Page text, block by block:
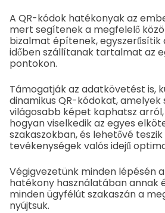
A QR-kódok hatékonyak az
mert segítenek a megfelelő
bizalmat építenek, egyszerűsítik
időben szállítanak tartalmat az
pontokon.
Támogatják az adatkövetést is,
dinamikus QR-kódokat,
világosabb képet kaphatsz
hogyan viselkedik az egyes
szakaszokban, és lehetővé
tevékenységek valós idejű
Végigvezetünk minden lépésén
hatékony használatában annak
minden ügyfélút szakaszán a
nyújtsuk.